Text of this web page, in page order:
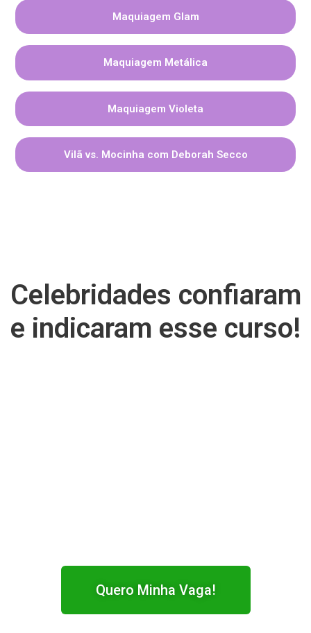
Maquiagem Glam
Maquiagem Metálica
Maquiagem Violeta
Vilã vs. Mocinha com Deborah Secco
Celebridades confiaram
e indicaram esse curso!
Quero Minha Vaga!